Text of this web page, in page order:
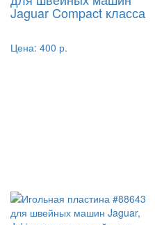
Jaguar Compact класса
Цена: 400 р.